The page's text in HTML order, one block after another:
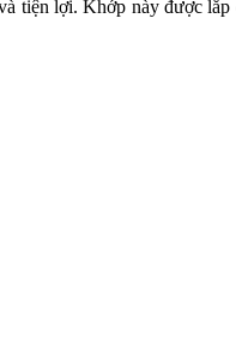
tiện lợi. Khớp này được